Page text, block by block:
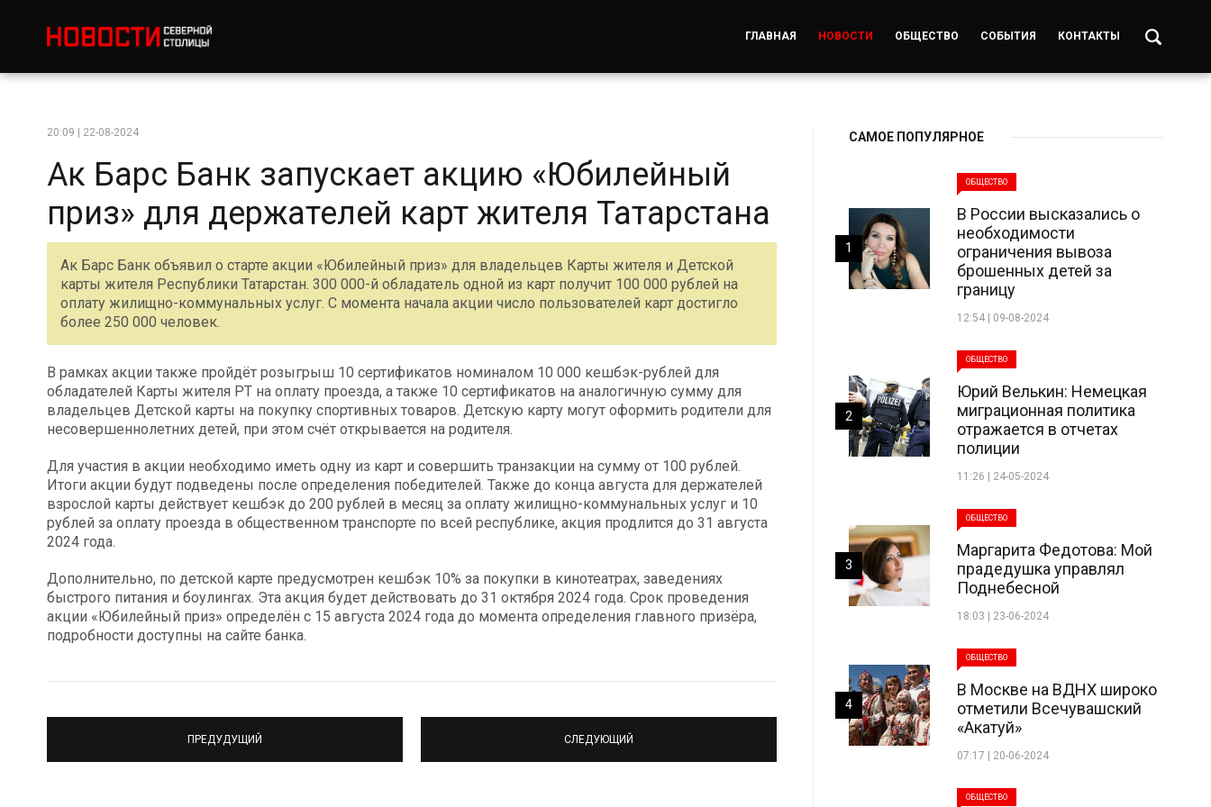
ГЛАВНАЯ НОВОСТИ ОБЩЕСТВО СОБЫТИЯ КОНТАКТЫ
20:09 | 22-08-2024
Ак Барс Банк запускает акцию «Юбилейный
приз» для держателей карт жителя Татарстана
Ак Барс Банк объявил о старте акции «Юбилейный приз» для владельцев Карты жителя и Детской
карты жителя Республики Татарстан. 300 000-й обладатель одной из карт получит 100 000 рублей на
оплату жилищно-коммунальных услуг. С момента начала акции число пользователей карт достигло
более 250 000 человек.
В рамках акции также пройдёт розыгрыш 10 сертификатов номиналом 10 000 кешбэк-рублей для
обладателей Карты жителя РТ на оплату проезда, а также 10 сертификатов на аналогичную сумму для
владельцев Детской карты на покупку спортивных товаров. Детскую карту могут оформить родители для
несовершеннолетних детей, при этом счёт открывается на родителя.
Для участия в акции необходимо иметь одну из карт и совершить транзакции на сумму от 100 рублей.
Итоги акции будут подведены после определения победителей. Также до конца августа для держателей
взрослой карты действует кешбэк до 200 рублей в месяц за оплату жилищно-коммунальных услуг и 10
рублей за оплату проезда в общественном транспорте по всей республике, акция продлится до 31 августа
2024 года.
Дополнительно, по детской карте предусмотрен кешбэк 10% за покупки в кинотеатрах, заведениях
быстрого питания и боулингах. Эта акция будет действовать до 31 октября 2024 года. Срок проведения
акции «Юбилейный приз» определён с 15 августа 2024 года до момента определения главного призёра,
подробности доступны на сайте банка.
ПРЕДУДУЩИЙ СЛЕДУЮЩИЙ
САМОЕ ПОПУЛЯРНОЕ
ОБЩЕСТВО
В России высказались о
необходимости
ограничения вывоза
брошенных детей за
границу
12:54 | 09-08-2024
1
ОБЩЕСТВО
Юрий Велькин: Немецкая
миграционная политика
отражается в отчетах
полиции
11:26 | 24-05-2024
2
ОБЩЕСТВО
Маргарита Федотова: Мой
прадедушка управлял
Поднебесной
18:03 | 23-06-2024
3
ОБЩЕСТВО
В Москве на ВДНХ широко
отметили Всечувашский
«Акатуй»
07:17 | 20-06-2024
4
ОБЩЕСТВО